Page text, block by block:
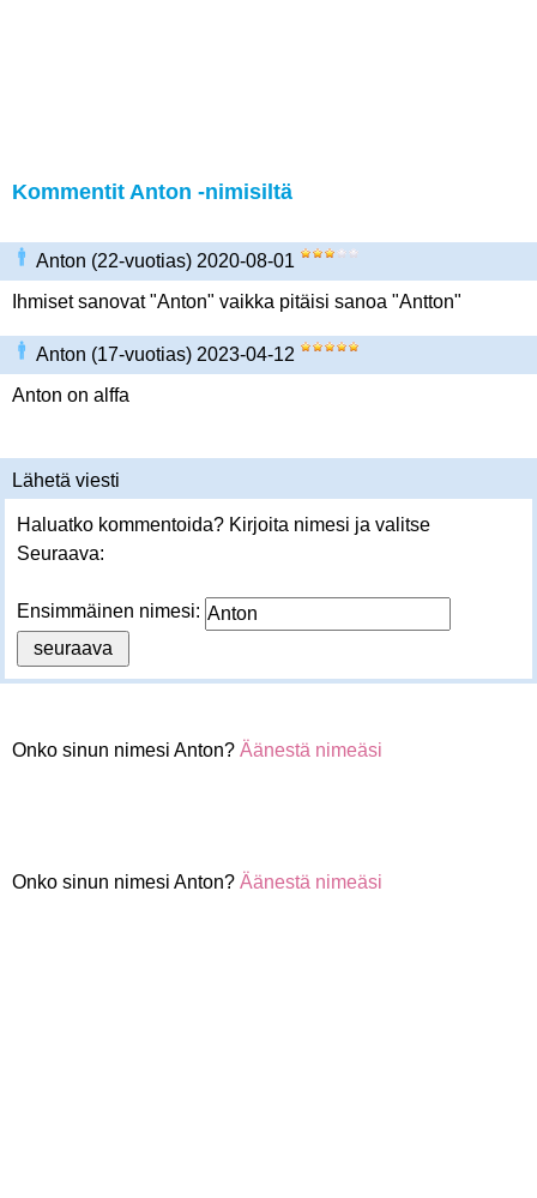
Kommentit Anton -nimisiltä
Anton (22-vuotias) 2020-08-01
Ihmiset sanovat "Anton" vaikka pitäisi sanoa "Antton"
Anton (17-vuotias) 2023-04-12
Anton on alffa
Lähetä viesti
Haluatko kommentoida? Kirjoita nimesi ja valitse
Seuraava:
Ensimmäinen nimesi:
Onko sinun nimesi Anton? Äänestä nimeäsi
Onko sinun nimesi Anton? Äänestä nimeäsi